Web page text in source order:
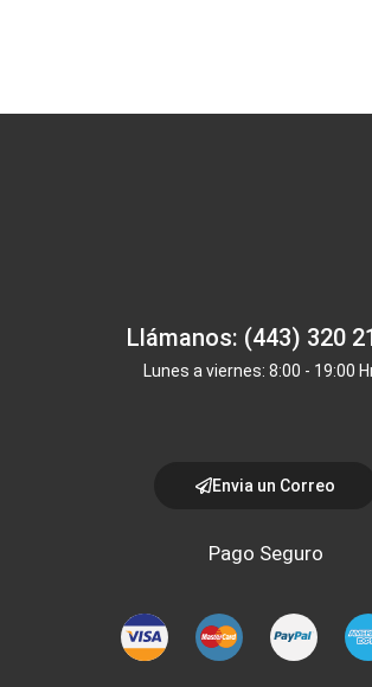
Llámanos: (443) 320
Lunes a viernes: 8:00 - 19:00
Envia un Correo
Pago Seguro